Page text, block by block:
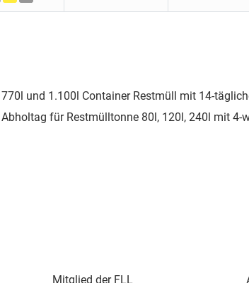
770l und 1.100l Container Restmüll mit 14-
Abholtag für Restmülltonne 80l, 120l, 240l mit 4-
Mitglied der FLL